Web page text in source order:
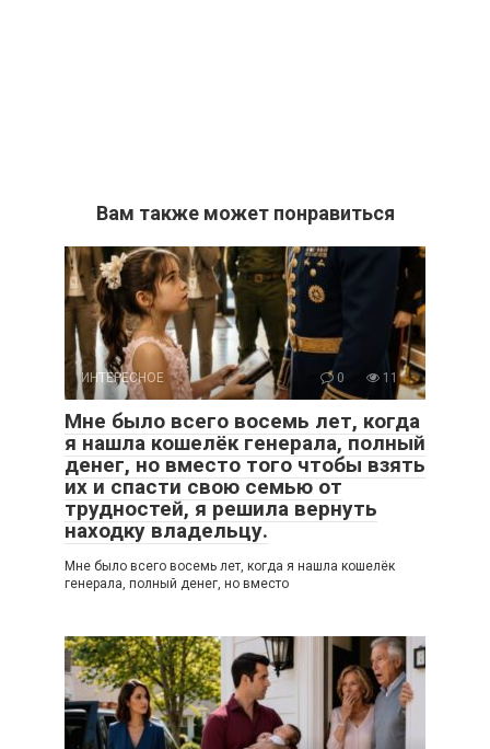
Вам также может понравиться
ИНТЕРЕСНОЕ 0 11
Мне было всего восемь лет, когда
я нашла кошелёк генерала, полный
денег, но вместо того чтобы взять
их и спасти свою семью от
трудностей, я решила вернуть
находку владельцу.
Мне было всего восемь лет, когда я нашла кошелёк
генерала, полный денег, но вместо